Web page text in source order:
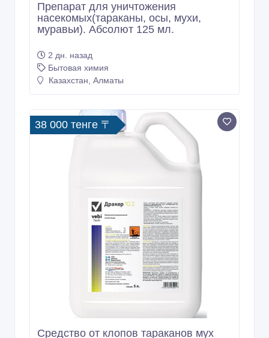
Препарат для уничтожения
насекомых(тараканы, осы, мухи,
муравьи). Абсолют 125 мл.
2 дн. назад
Бытовая химия
Казахстан, Алматы
38 000 тенге 〒
Средство от клопов тараканов мух